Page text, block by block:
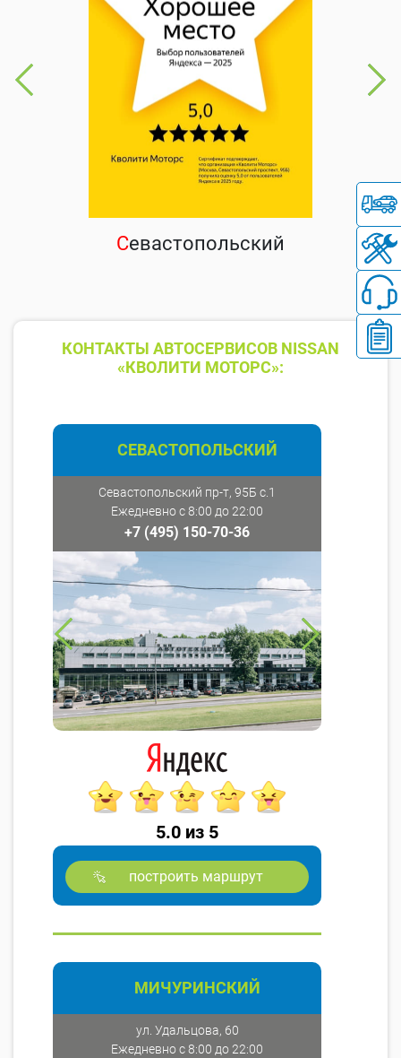
Севастопольский
КОНТАКТЫ АВТОСЕРВИСОВ NISSAN
«КВОЛИТИ МОТОРС»:
СЕВАСТОПОЛЬСКИЙ
Севастопольский пр-т, 95Б с.1
Ежедневно с 8:00 до 22:00
+7 (495) 150-70-36
5.0 из 5
построить маршрут
МИЧУРИНСКИЙ
ул. Удальцова, 60
Ежедневно с 8:00 до 22:00